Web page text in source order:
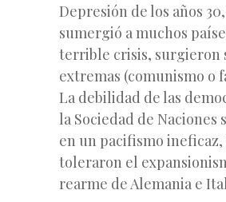
Depresión de los años
sumergió a muchos
terrible crisis, surgieron
extremas (comunismo o
La debilidad de las
la Sociedad de Naciones
en un pacifismo ineficaz,
toleraron el
rearme de Alemania e